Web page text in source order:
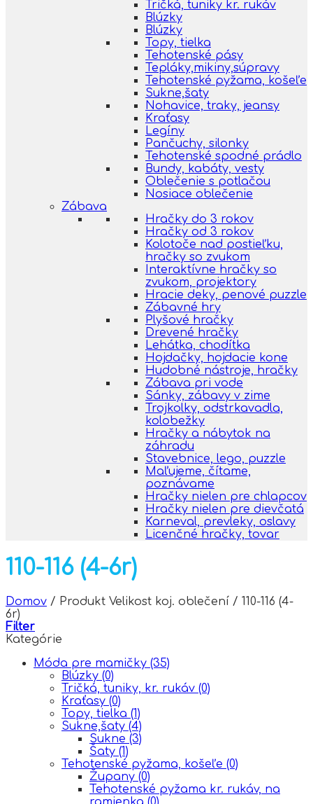
Tričká, tuniky kr. rukáv
Blúzky
Blúzky
Topy, tielka
Tehotenské pásy
Tepláky,mikiny,súpravy
Tehotenské pyžama, košeľe
Sukne,šaty
Nohavice, traky, jeansy
Kraťasy
Legíny
Pančuchy, silonky
Tehotenské spodné prádlo
Bundy, kabáty, vesty
Oblečenie s potlačou
Nosiace oblečenie
Zábava
Hračky do 3 rokov
Hračky od 3 rokov
Kolotoče nad postieľku,
hračky so zvukom
Interaktívne hračky so
zvukom, projektory
Hracie deky, penové puzzle
Zábavné hry
Plyšové hračky
Drevené hračky
Lehátka, chodítka
Hojdačky, hojdacie kone
Hudobné nástroje, hračky
Zábava pri vode
Sánky, zábavy v zime
Trojkolky, odstrkavadla,
kolobežky
Hračky a nábytok na
záhradu
Stavebnice, lego, puzzle
Maľujeme, čítame,
poznávame
Hračky nielen pre chlapcov
Hračky nielen pre dievčatá
Karneval, prevleky, oslavy
Licenčné hračky, tovar
110-116 (4-6r)
Domov / Produkt Velikost koj. oblečení / 110-116 (4-
6r)
Filter
Kategórie
Móda pre mamičky (35)
Blúzky (0)
Tričká, tuniky, kr. rukáv (0)
Kraťasy (0)
Topy, tielka (1)
Sukne,šaty (4)
Sukne (3)
Šaty (1)
Tehotenské pyžama, košeľe (0)
Župany (0)
Tehotenské pyžama kr. rukáv, na